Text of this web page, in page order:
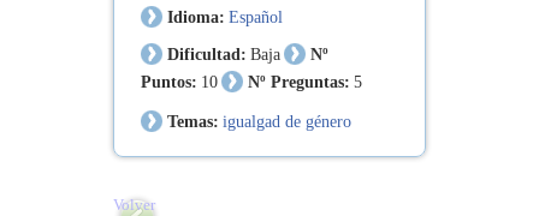
Idioma: Español
Dificultad: Baja
Nº
Puntos: 10 Nº Preguntas: 5
Temas: igualgad de género
Volver